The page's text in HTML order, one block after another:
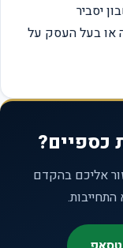
יסביר
בעל העסק על
כספיים?
אליכם בהקדם